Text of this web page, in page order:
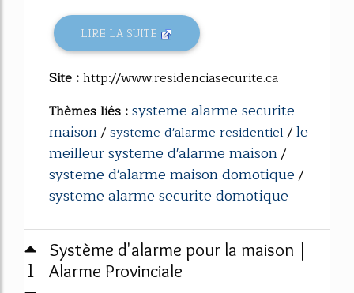
LIRE LA SUITE
Site :http://www.residenciasecurite.ca
Thèmes liés :systeme alarme securite
maison/systeme d'alarme residentiel/le
meilleur systeme d'alarme maison/
systeme d'alarme maison domotique/
systeme alarme securite domotique
1
Système d'alarme pour la maison |
Alarme Provinciale